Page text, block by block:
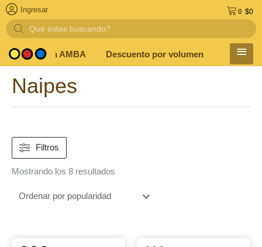
Búsqueda
de
productos
el día en AMBA
Descuento por volumen y medio de
$0
0
Ingresar
Naipes
Filtros
Mostrando los 8 resultados